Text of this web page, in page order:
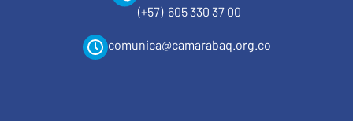
(+57) 605 330 37 00
comunica@camarabaq.org.co